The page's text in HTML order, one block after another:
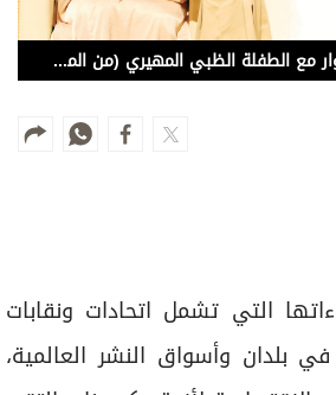
بدور القاسمي في حوار مع الطفلة الظبي المهيري (من المصدر)
التي تشمل اتحادات ونقابات
بلدان وأسواق النشر العالمية،